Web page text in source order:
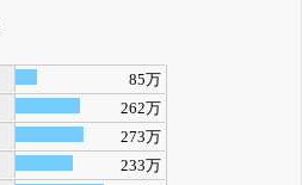
85万
262万
273万
233万